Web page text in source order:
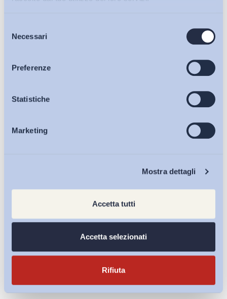
delNecessari
Preferenze
Statistiche
Marketing
Mostra dettagli
Accetta tutti
Accetta selezionati
Rifiuta
Bollettini ADAPT
Articoli
Osservatori
Eventi
Ultimi Interventi
Lavoro mediante piattaforma digitale: uno schema di
decreto carente sul...